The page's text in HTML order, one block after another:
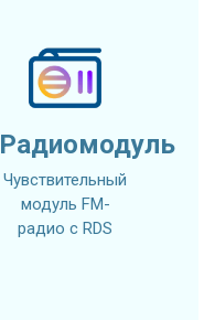
Радиомодуль
Чувствительный
модуль FM-
радио с RDS